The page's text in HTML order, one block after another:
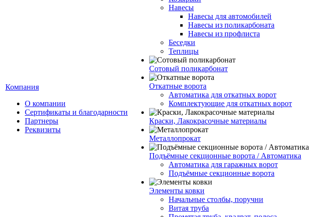
Компания
О компании
Сертификаты и благодарности
Партнеры
Реквизиты
Навесы
Навесы для автомобилей
Навесы из поликарбоната
Навесы из профлиста
Беседки
Теплицы
Сотовый поликарбонат
Откатные ворота
Автоматика для откатных ворот
Комплектующие для откатных ворот
Краски, Лакокрасочные материалы
Металлопрокат
Подъёмные секционные ворота / Автоматика
Автоматика для гаражных ворот
Подъёмные секционные ворота
Элементы ковки
Начальные столбы, поручни
Витая труба